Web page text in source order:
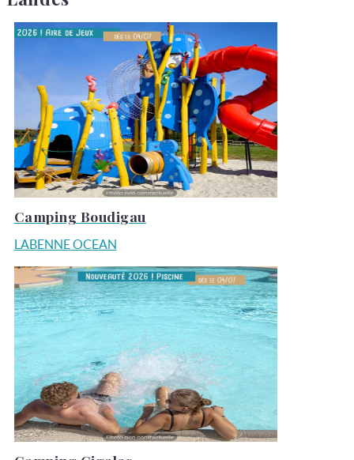
Camping Boudigau
LABENNE OCEAN